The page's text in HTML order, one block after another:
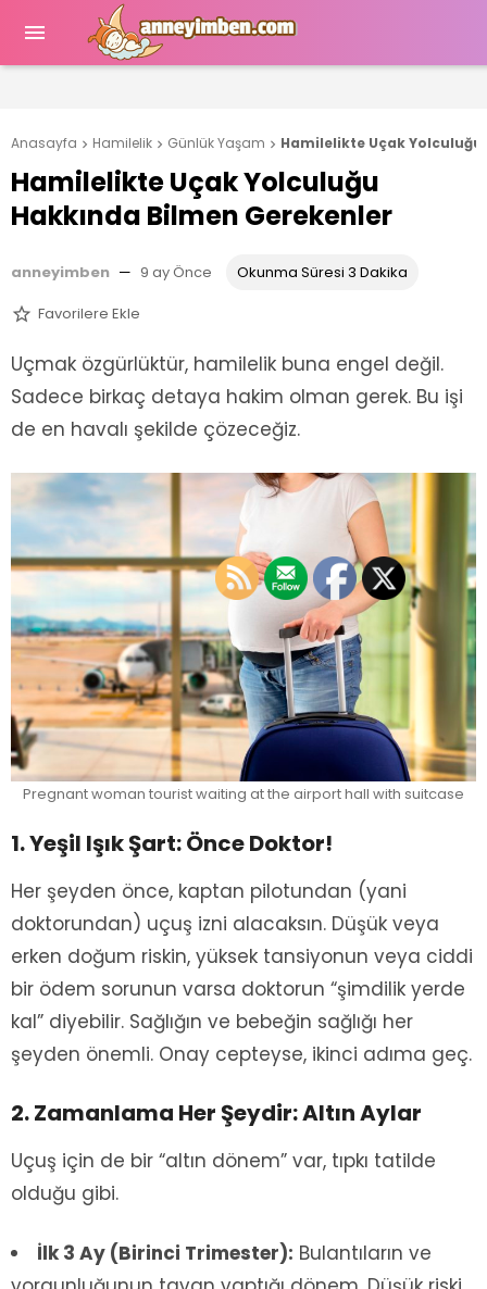

Anasayfa  Hamilelik  Günlük Yaşam  Hamilelikte Uçak Yolculuğu
Hamilelikte Uçak Yolculuğu
Hakkında Bilmen Gerekenler
anneyimben — 9 ay Önce Okunma Süresi 3 Dakika
 Favorilere Ekle
Uçmak özgürlüktür, hamilelik buna engel değil.
Sadece birkaç detaya hakim olman gerek. Bu işi
de en havalı şekilde çözeceğiz.
Pregnant woman tourist waiting at the airport hall with suitcase
1. Yeşil Işık Şart: Önce Doktor!
Her şeyden önce, kaptan pilotundan (yani
doktorundan) uçuş izni alacaksın. Düşük veya
erken doğum riskin, yüksek tansiyonun veya ciddi
bir ödem sorunun varsa doktorun “şimdilik yerde
kal” diyebilir. Sağlığın ve bebeğin sağlığı her
şeyden önemli. Onay cepteyse, ikinci adıma geç.
2. Zamanlama Her Şeydir: Altın Aylar
Uçuş için de bir “altın dönem” var, tıpkı tatilde
olduğu gibi.
İlk 3 Ay (Birinci Trimester): Bulantıların ve